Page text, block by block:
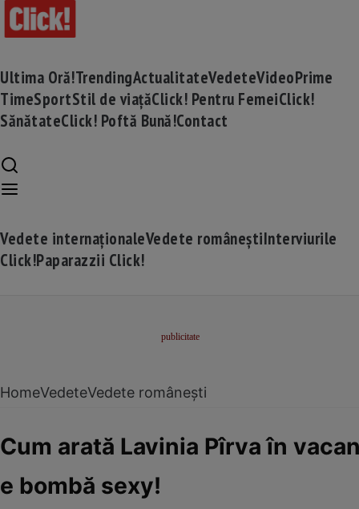
Ultima Oră!TrendingActualitateVedeteVideoPrime
TimeSportStil de viațăClick! Pentru FemeiClick!
SănătateClick! Poftă Bună!Contact
Vedete internaționaleVedete româneștiInterviurile
Click!Paparazzii Click!
HomeVedeteVedete românești
Cum arată Lavinia Pîrva în
e bombă sexy!